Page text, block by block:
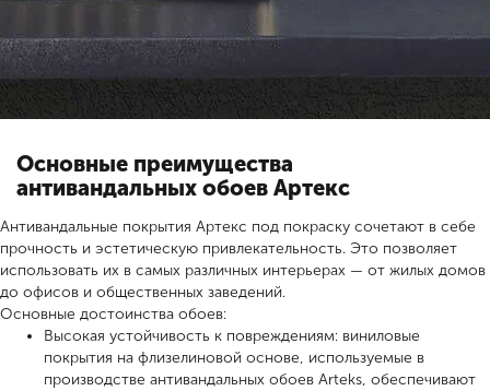
Основные преимущества
антивандальных обоев Артекс
Антивандальные покрытия Артекс под покраску сочетают в себе
прочность и эстетическую привлекательность. Это позволяет
использовать их в самых различных интерьерах — от жилых домов
до офисов и общественных заведений.
Основные достоинства обоев:
Высокая устойчивость к повреждениям: виниловые
покрытия на флизелиновой основе, используемые в
производстве антивандальных обоев Arteks, обеспечивают